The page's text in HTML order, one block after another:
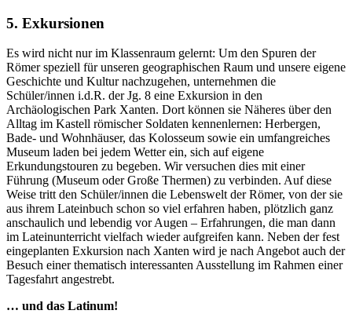
5. Exkursionen
Es wird nicht nur im Klassenraum gelernt: Um den Spuren der
Römer speziell für unseren geographischen Raum und unsere eigene
Geschichte und Kultur nachzugehen, unternehmen die
Schüler/innen i.d.R. der Jg. 8 eine Exkursion in den
Archäologischen Park Xanten. Dort können sie Näheres über den
Alltag im Kastell römischer Soldaten kennenlernen: Herbergen,
Bade- und Wohnhäuser, das Kolosseum sowie ein umfangreiches
Museum laden bei jedem Wetter ein, sich auf eigene
Erkundungstouren zu begeben. Wir versuchen dies mit einer
Führung (Museum oder Große Thermen) zu verbinden. Auf diese
Weise tritt den Schüler/innen die Lebenswelt der Römer, von der sie
aus ihrem Lateinbuch schon so viel erfahren haben, plötzlich ganz
anschaulich und lebendig vor Augen – Erfahrungen, die man dann
im Lateinunterricht vielfach wieder aufgreifen kann. Neben der fest
eingeplanten Exkursion nach Xanten wird je nach Angebot auch der
Besuch einer thematisch interessanten Ausstellung im Rahmen einer
Tagesfahrt angestrebt.
… und das Latinum!